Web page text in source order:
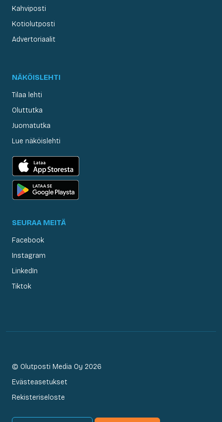
Kahviposti
Kotiolutposti
Advertoriaalit
NÄKÖISLEHTI
Tilaa lehti
Oluttutka
Juomatutka
Lue näköislehti
SEURAA MEITÄ
Facebook
Instagram
LinkedIn
Tiktok
© Olutposti Media Oy 2026
Evästeasetukset
Rekisteriseloste